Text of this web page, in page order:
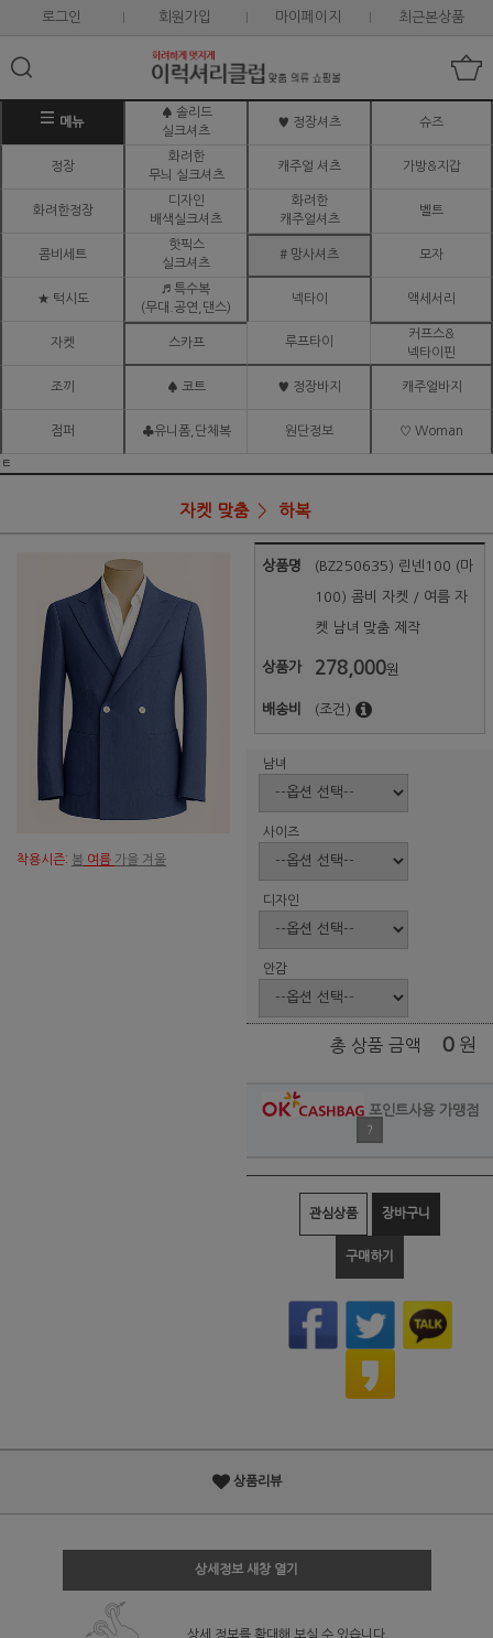
로그인 회원가입 마이페이지 최근본상품
메뉴
♠ 솔리드
실크셔츠
♥ 정장셔츠 슈즈
정장
화려한
무늬 실크셔츠
캐주얼 셔츠 가방&지갑
화려한정장
디자인
배색실크셔츠
화려한
캐주얼셔츠
벨트
콤비세트
핫픽스
실크셔츠
# 망사셔츠 모자
★ 턱시도
♬ 특수복
(무대.공연,댄스)
넥타이 액세서리
자켓 스카프 루프타이
커프스&
넥타이핀
조끼 ♠ 코트 ♥ 정장바지 캐주얼바지
점퍼 ♣유니폼,단체복 원단정보 ♡ Woman
ㅌ
자켓 맞춤 하복
착용시즌: 봄 여름 가을 겨울
상품명 (BZ250635) 린넨100 (마
100) 콤비 자켓 / 여름 자
켓 남녀 맞춤 제작
상품가 278,000원
배송비 (조건)
남녀
사이즈
디자인
안감
총 상품 금액 0 원
포인트사용 가맹점
?
관심상품 장바구니
구매하기
상품리뷰
상세정보 새창 열기
상세 정보를 확대해 보실 수 있습니다.